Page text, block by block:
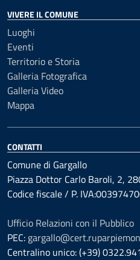
VIVERE IL COMUNE
Luoghi
Eventi
Territorio e Storia
Galleria Fotografica
Galleria Video
Mappa
CONTATTI
Comune di Gargallo
Piazza Dottor Carlo Baroli, 2,
Codice fiscale / P.
Ufficio Relazioni con il Pubblico
PEC:
Centralino unico: (+39)